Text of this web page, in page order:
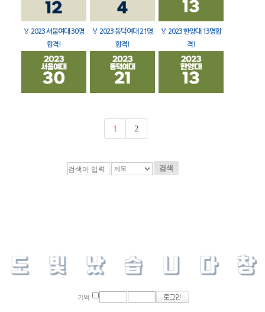
🏅 2023 서울여대 30명
합격!
🏅 2023 동덕여대 21명
합격!
🏅 2023 한양대 13명합
격!
1 2
검색
기억